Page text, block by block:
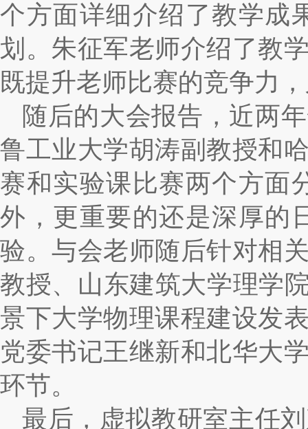
个方面详细介绍了教学成
划。朱征军老师介绍了教
既提升老师比赛的竞争力
随后的大会报告，近两
鲁工业大学胡涛副教授和
赛和实验课比赛两个方面
外，更重要的还是深厚的
验。与会老师随后针对相
教授、山东建筑大学理学
景下大学物理课程建设发
党委书记王继新和北华大
环节。
最后，虚拟教研室主任